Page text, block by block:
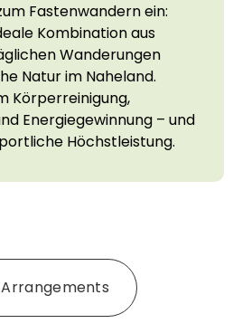
Fastenwandern ein:
Kombination aus
Wanderungen
Natur im Naheland.
Körperreinigung,
Energiegewinnung – und
Höchstleistung.